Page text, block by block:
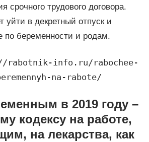
срочного трудового договора.
уйти в декретный отпуск и
по беременности и родам.
rabotnik-info.ru/rabochee-
na-rabote/
в 2019 году –
кодексу на работе,
на лекарства, как